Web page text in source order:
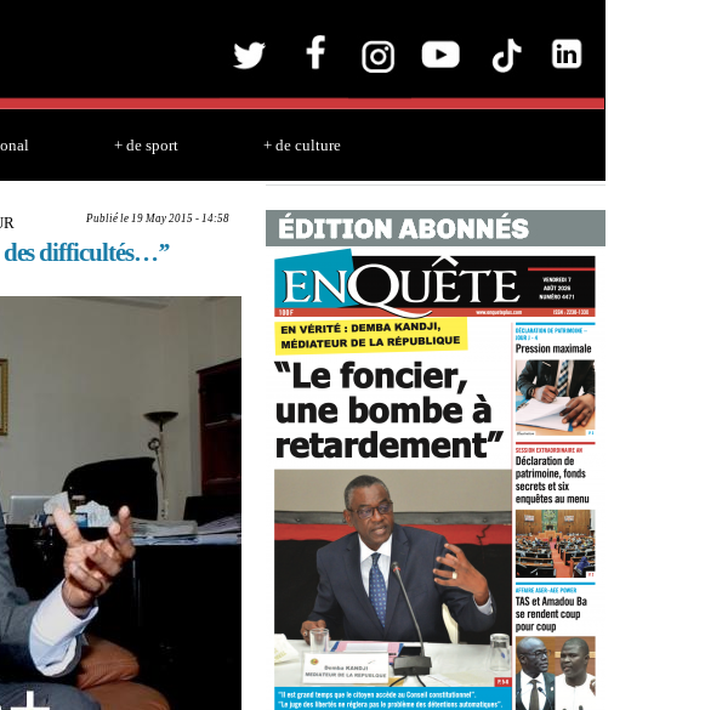
+ de sport + de culture
Publié le 19 May 2015 - 14:58
difficultés…’’